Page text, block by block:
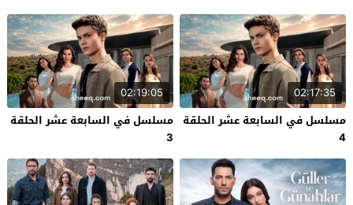
02:17:35
مسلسل في السابعة عشر الحلقة
4
02:19:05
مسلسل في السابعة عشر الحلقة
3